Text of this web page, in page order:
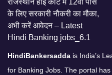
HindiBankersadda is India’s
for Banking Jobs. The portal